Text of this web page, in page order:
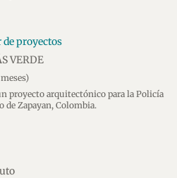
proyectos
VERDE
proyecto arquitectónico para la Policía
Zapayan, Colombia.